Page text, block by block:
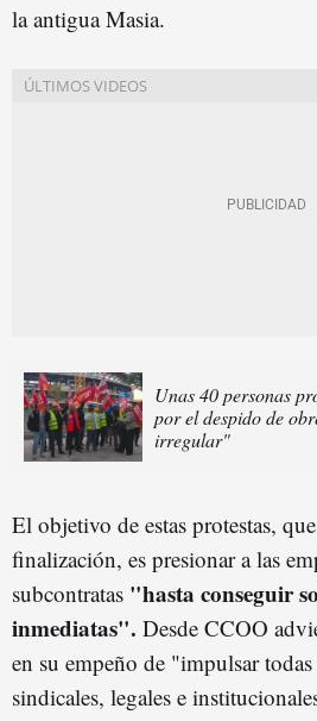
la antigua Masia.
Unas 40 personas
por el despido de
irregular"
El objetivo de estas protestas,
finalización, es presionar a las
subcontratas "hasta conseguir
inmediatas". Desde CCOO
en su empeño de "impulsar todas
sindicales, legales e